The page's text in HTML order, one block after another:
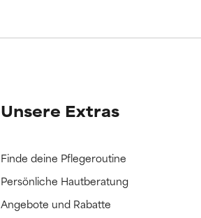
Unsere Extras
Finde deine Pflegeroutine
Persönliche Hautberatung
Angebote und Rabatte